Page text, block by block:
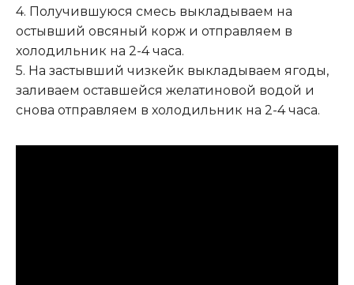
4. Получившуюся смесь выкладываем на
остывший овсяный корж и отправляем в
холодильник на 2-4 часа.
5. На застывший чизкейк выкладываем ягоды,
заливаем оставшейся желатиновой водой и
снова отправляем в холодильник на 2-4 часа.